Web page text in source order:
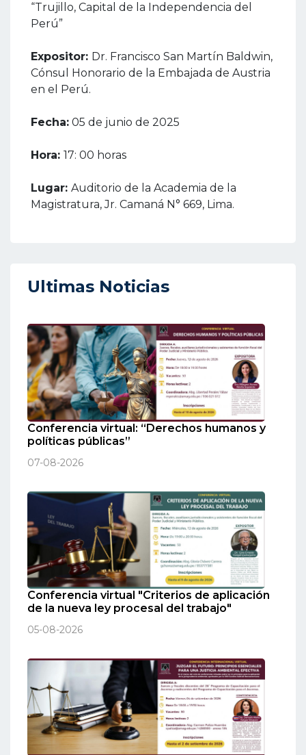
“Trujillo, Capital de la Independencia del
Perú”
Expositor: Dr. Francisco San Martín Baldwin,
Cónsul Honorario de la Embajada de Austria
en el Perú.
Fecha: 05 de junio de 2025
Hora: 17: 00 horas
Lugar: Auditorio de la Academia de la
Magistratura, Jr. Camaná N° 669, Lima.
Ultimas Noticias
Conferencia virtual: “Derechos humanos y
políticas públicas”
07-08-2026
Conferencia virtual "Criterios de aplicación
de la nueva ley procesal del trabajo"
05-08-2026